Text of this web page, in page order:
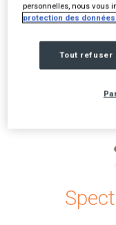
personnelles, nous vous
protection des
Tout refuser